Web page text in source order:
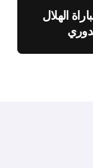
الهلال
(1-2) الدوري